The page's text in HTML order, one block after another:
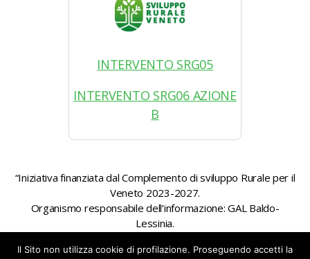
INTERVENTO SRG05
INTERVENTO SRG06 AZIONE
B
“Iniziativa finanziata dal Complemento di sviluppo Rurale per il
Veneto 2023-2027.
Organismo responsabile dell’informazione: GAL Baldo-
Lessinia.
Bonifica e Irrigazione”
Il Sito non utilizza cookie di profilazione. Proseguendo accetti la